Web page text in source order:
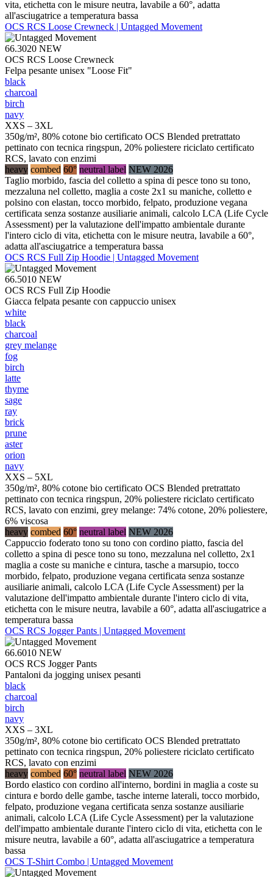
vita, etichetta con le misure neutra, lavabile a 60°, adatta
all'asciugatrice a temperatura bassa
OCS RCS Loose Crewneck | Untagged Movement
66.3020 NEW
OCS RCS Loose Crewneck
Felpa pesante unisex "Loose Fit"
black
charcoal
birch
navy
XXS – 3XL
350g/m², 80% cotone bio certificato OCS Blended pretrattato
pettinato con tecnica ringspun, 20% poliestere riciclato certificato
RCS, lavato con enzimi
heavy combed 60° neutral label NEW 2026
Taglio morbido, fascia del colletto a spina di pesce tono su tono,
mezzaluna nel colletto, maglia a coste 2x1 su maniche, colletto e
polsino con elastan, tocco morbido, felpato, produzione vegana
certificata senza sostanze ausiliarie animali, calcolo LCA (Life Cycle
Assessment) per la valutazione dell'impatto ambientale durante
l'intero ciclo di vita, etichetta con le misure neutra, lavabile a 60°,
adatta all'asciugatrice a temperatura bassa
OCS RCS Full Zip Hoodie | Untagged Movement
66.5010 NEW
OCS RCS Full Zip Hoodie
Giacca felpata pesante con cappuccio unisex
white
black
charcoal
grey melange
fog
birch
latte
thyme
sage
ray
brick
prune
aster
orion
navy
XXS – 5XL
350g/m², 80% cotone bio certificato OCS Blended pretrattato
pettinato con tecnica ringspun, 20% poliestere riciclato certificato
RCS, lavato con enzimi, grey melange: 74% cotone, 20% poliestere,
6% viscosa
heavy combed 60° neutral label NEW 2026
Cappuccio foderato tono su tono con cordino piatto, fascia del
colletto a spina di pesce tono su tono, mezzaluna nel colletto, 2x1
maglia a coste su maniche e cintura, tasche a marsupio, tocco
morbido, felpato, produzione vegana certificata senza sostanze
ausiliarie animali, calcolo LCA (Life Cycle Assessment) per la
valutazione dell'impatto ambientale durante l'intero ciclo di vita,
etichetta con le misure neutra, lavabile a 60°, adatta all'asciugatrice a
temperatura bassa
OCS RCS Jogger Pants | Untagged Movement
66.6010 NEW
OCS RCS Jogger Pants
Pantaloni da jogging unisex pesanti
black
charcoal
birch
navy
XXS – 3XL
350g/m², 80% cotone bio certificato OCS Blended pretrattato
pettinato con tecnica ringspun, 20% poliestere riciclato certificato
RCS, lavato con enzimi
heavy combed 60° neutral label NEW 2026
Bordo elastico con cordino all'interno, bordini in maglia a coste su
cintura e bordo delle gambe, tasche interne laterali, tocco morbido,
felpato, produzione vegana certificata senza sostanze ausiliarie
animali, calcolo LCA (Life Cycle Assessment) per la valutazione
dell'impatto ambientale durante l'intero ciclo di vita, etichetta con le
misure neutra, lavabile a 60°, adatta all'asciugatrice a temperatura
bassa
OCS T-Shirt Combo | Untagged Movement